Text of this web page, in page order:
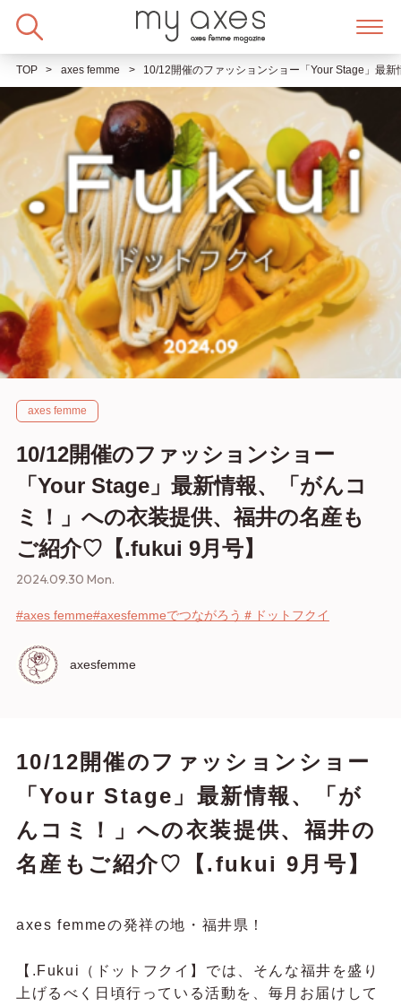
TOP axes femme 10/12開催のファッションショー「Your Stage」最
axes femme
10/12開催のファッションショー
「Your Stage」最新情報、「がんコ
ミ！」への衣装提供、福井の名産も
ご紹介♡【.fukui 9月号】
2024.09.30 Mon.
#axes femme#axesfemmeでつながろう ＃ドットフクイ
axesfemme
10/12開催のファッションショー
「Your Stage」最新情報、「が
んコミ！」への衣装提供、福井の
名産もご紹介♡【.fukui 9月号】
axes femmeの発祥の地・福井県！
【.Fukui（ドットフクイ】では、そんな福井を盛り
上げるべく日頃行っている活動を、毎月お届けして